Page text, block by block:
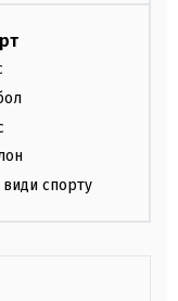
види спорту